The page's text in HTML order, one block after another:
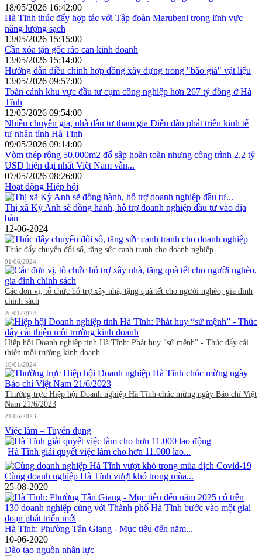
18/05/2026 16:42:00
Hà Tĩnh thúc đẩy hợp tác với Tập đoàn Marubeni trong lĩnh vực
năng lượng sạch
13/05/2026 15:15:00
Cần xóa tận gốc rào cản kinh doanh
13/05/2026 15:14:00
Hướng dẫn điều chỉnh hợp đồng xây dựng trong "bão giá" vật liệu
13/05/2026 09:57:00
Toàn cảnh khu vực đầu tư cụm công nghiệp hơn 267 tỷ đồng ở Hà
Tĩnh
12/05/2026 09:54:00
Nhiều chuyên gia, nhà đầu tư tham gia Diễn đàn phát triển kinh tế
tư nhân tỉnh Hà Tĩnh
09/05/2026 09:14:00
Vòm thép rộng 50.000m2 đổ sập hoàn toàn nhưng công trình 2,2 tỷ
USD hiện đại nhất Việt Nam vẫn...
07/05/2026 08:26:00
Hoạt động Hiệp hội
Thị xã Kỳ Anh sẽ đồng hành, hỗ trợ doanh nghiệp đầu tư vào địa
bàn
12-06-2024
Thúc đẩy chuyển đổi số, tăng sức cạnh tranh cho doanh nghiệp
01/06/2024
Các đơn vị, tổ chức hỗ trợ xây nhà, tặng quà tết cho người nghèo, gia đình
chính sách
26/01/2024
Hiệp hội Doanh nghiệp tỉnh Hà Tĩnh: Phát huy “sứ mệnh” - Thúc đẩy cải
thiện môi trường kinh doanh
10/01/2024
Thường trực Hiệp hội Doanh nghiệp Hà Tĩnh chúc mừng ngày Báo chí Việt
Nam 21/6/2023
21/06/2023
Việc làm – Tuyển dụng
Hà Tĩnh giải quyết việc làm cho hơn 11.000 lao...
Cùng doanh nghiệp Hà Tĩnh vượt khó trong mùa...
25-08-2020
Hà Tĩnh: Phường Tân Giang - Mục tiêu đến năm...
10-06-2020
Đào tạo nguồn nhân lực